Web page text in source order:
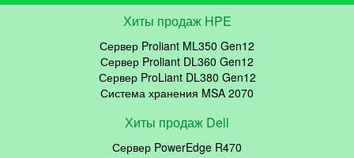
Хиты продаж HPE
Сервер Proliant ML350 Gen12
Сервер Proliant DL360 Gen12
Сервер ProLiant DL380 Gen12
Система хранения MSA 2070
Хиты продаж Dell
Сервер PowerEdge R470